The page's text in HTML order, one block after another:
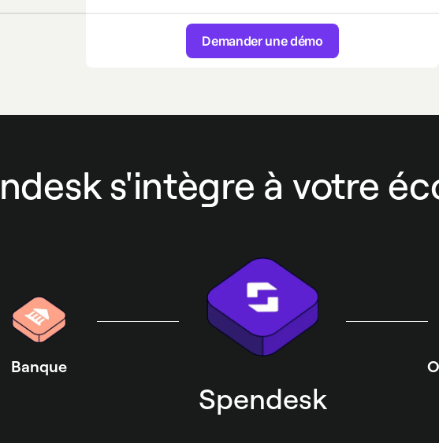
Demander une démo
s'intègre à votre
Banque
Spendesk